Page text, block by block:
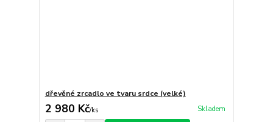
dřevěné zrcadlo ve tvaru srdce (velké)
2 980 Kč/ks Skladem